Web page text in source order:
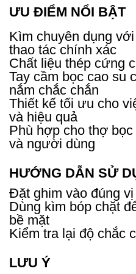
ƯU ĐIỂM NỔI BẬT
Kìm chuyên dụng
thao tác chính xác
Chất liệu thép cứng
Tay cầm bọc cao su
nắm chắc chắn
Thiết kế tối ưu cho
và hiệu quả
Phù hợp cho thợ
và người dùng
HƯỚNG DẪN SỬ
Đặt ghim vào đúng
Dùng kìm bóp chặt
bề mặt
Kiểm tra lại độ chắc
LƯU Ý